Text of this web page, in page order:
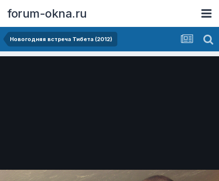
forum-okna.ru
Новогодняя встреча Тибета (2012)